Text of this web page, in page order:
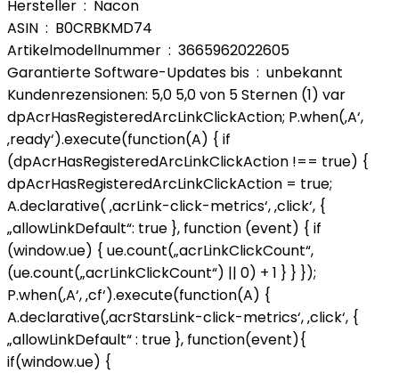
Hersteller ‏ : ‎ Nacon
ASIN ‏ : ‎ B0CRBKMD74
Artikelmodellnummer ‏ : ‎ 3665962022605
Garantierte Software-Updates bis ‏ : ‎ unbekannt
Kundenrezensionen: 5,0 5,0 von 5 Sternen (1) var
dpAcrHasRegisteredArcLinkClickAction; P.when(‚A‘,
‚ready‘).execute(function(A) { if
(dpAcrHasRegisteredArcLinkClickAction !== true) {
dpAcrHasRegisteredArcLinkClickAction = true;
A.declarative( ‚acrLink-click-metrics‘, ‚click‘, {
„allowLinkDefault“: true }, function (event) { if
(window.ue) { ue.count(„acrLinkClickCount“,
(ue.count(„acrLinkClickCount“) || 0) + 1 } } });
P.when(‚A‘, ‚cf‘).execute(function(A) {
A.declarative(‚acrStarsLink-click-metrics‘, ‚click‘, {
„allowLinkDefault“ : true }, function(event){
if(window.ue) {